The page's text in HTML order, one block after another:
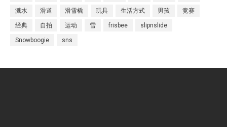
溅水 滑道 滑雪橇 玩具 生活方式 男孩 竞赛
经典 自拍 运动 雪 frisbee slipnslide
Snowboogie sns